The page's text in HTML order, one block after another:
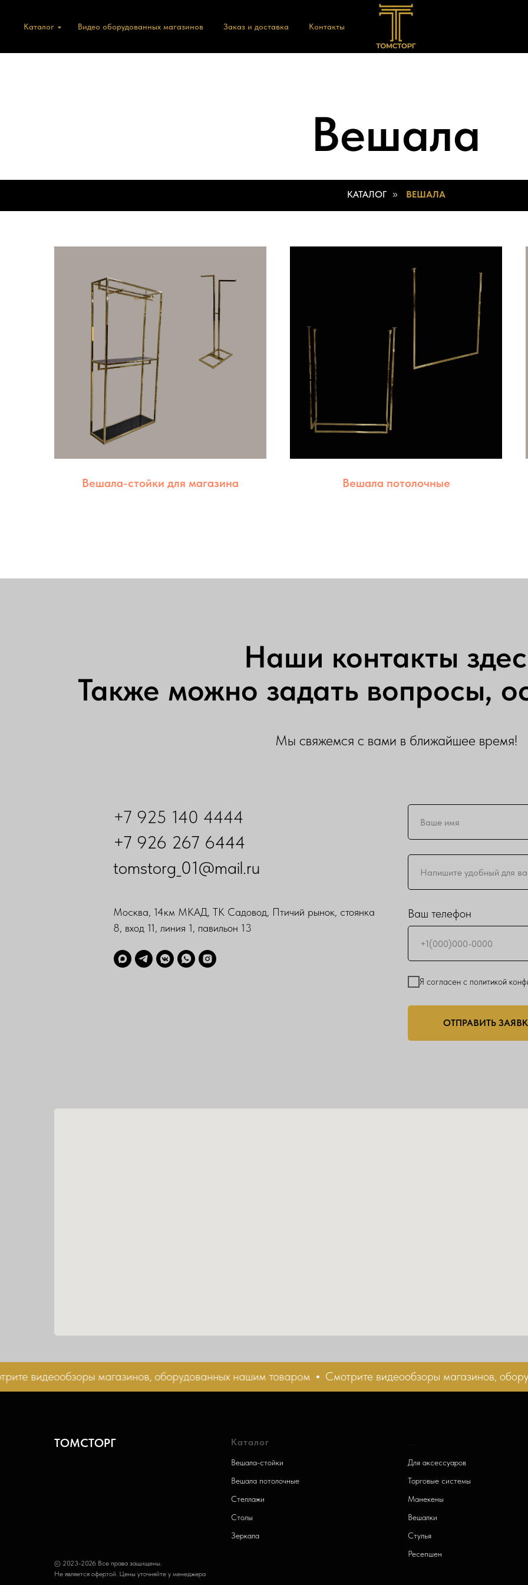
Каталог Видео оборудованных магазинов Заказ и доставка Контакты
Вешала
КАТАЛОГ » ВЕШАЛА
Вешала-стойки для магазина Вешала потолочные
Наши контакты
Также можно задать вопросы,
Мы свяжемся с вами в ближайшее время!
+7 925 140 4444
+7 926 267 6444
tomstorg_01@mail.ru
Москва, 14км МКАД, ТК Садовод, Птичий рынок, стоянка
8, вход 11, линия 1, павильон 13
Ваш телефон
Я согласен с политикой
ОТПРАВИТЬ
видеообзоры магазинов, оборудованных нашим товаром Смотрите видеообзоры магазинов,
ТОМСТОРГ
© 2023-2026 Все права защищены.
Не является офертой. Цены уточняйте у менеджера
Каталог
Вешала-стойки
Вешала потолочные
Стеллажи
Столы
Зеркала
Для аксессуаров
Торговые системы
Манекены
Вешалки
Стулья
Ресепшен